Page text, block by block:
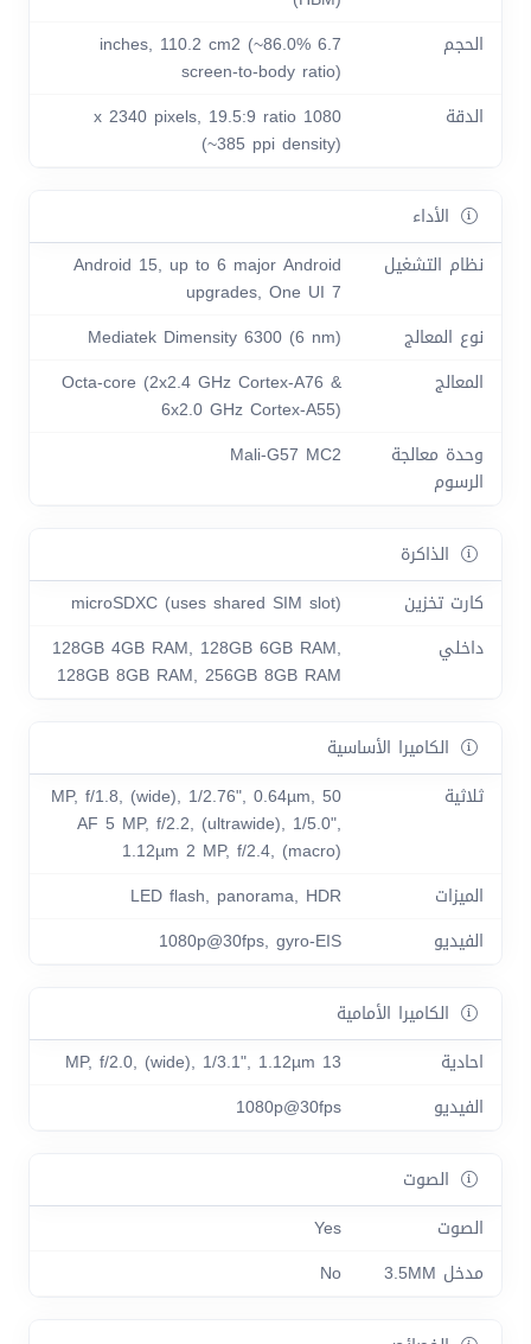
الحجم
6.7 inches, 110.2 cm2 (~86.0%
screen-to-body ratio)
الدقة
1080 x 2340 pixels, 19.5:9 ratio
(~385 ppi density)
الأداء
نظام التشغيل
Android 15, up to 6 major Android
upgrades, One UI 7
نوع المعالج
Mediatek Dimensity 6300 (6 nm)
المعالج
Octa-core (2x2.4 GHz Cortex-A76 &
6x2.0 GHz Cortex-A55)
وحدة معالجة
الرسوم
Mali-G57 MC2
الذاكرة
كارت تخزين
microSDXC (uses shared SIM slot)
داخلي
128GB 4GB RAM, 128GB 6GB RAM,
128GB 8GB RAM, 256GB 8GB RAM
الكاميرا الأساسية
ثلاثية
50 MP, f/1.8, (wide), 1/2.76", 0.64µm,
AF 5 MP, f/2.2, (ultrawide), 1/5.0",
1.12µm 2 MP, f/2.4, (macro)
الميزات
LED flash, panorama, HDR
الفيديو
1080p@30fps, gyro-EIS
الكاميرا الأمامية
احادية
13 MP, f/2.0, (wide), 1/3.1", 1.12µm
الفيديو
1080p@30fps
الصوت
الصوت
Yes
مدخل 3.5MM
No